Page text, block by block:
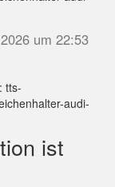
um 22:53
tts-
audi-
ist